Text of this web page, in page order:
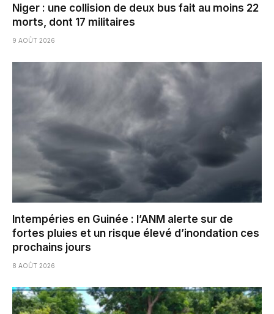
Niger : une collision de deux bus fait au moins 22
morts, dont 17 militaires
9 AOÛT 2026
Intempéries en Guinée : l’ANM alerte sur de
fortes pluies et un risque élevé d’inondation ces
prochains jours
8 AOÛT 2026